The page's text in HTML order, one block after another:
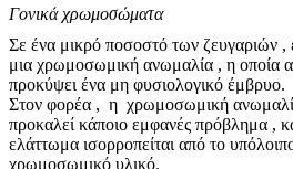
Γονικά χρωμοσώματα
Σε ένα μικρό ποσοστό των ζευγαριών ,
μια χρωμοσωμική ανωμαλία , η οποία
προκύψει ένα μη φυσιολογικό έμβρυο.
Στον φορέα , η χρωμοσωμική
προκαλεί κάποιο εμφανές πρόβλημα ,
ελάττωμα ισορροπείται από το
χρωμοσωμικό υλικό.